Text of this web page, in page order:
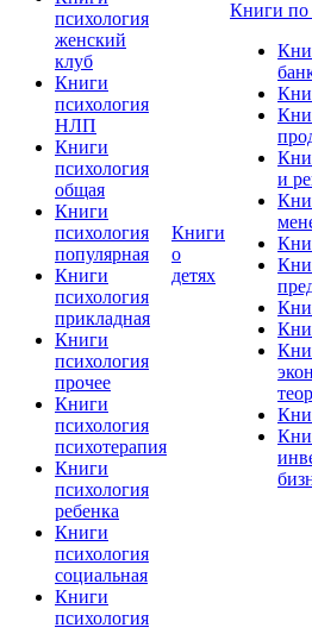
психология
женский
клуб
Книги
психология
НЛП
Книги
психология
общая
Книги
психология
популярная
Книги
психология
прикладная
Книги
психология
прочее
Книги
психология
психотерапия
Книги
психология
ребенка
Книги
психология
социальная
Книги
психология
Книги
о
детях
Книги по
и